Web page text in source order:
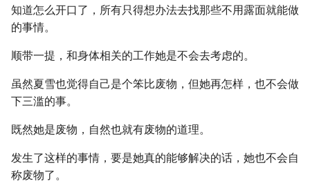
知道怎么开口了，所有只得想办法去找那些不用露面就能做
的事情。
顺带一提，和身体相关的工作她是不会去考虑的。
虽然夏雪也觉得自己是个笨比废物，但她再怎样，也不会做
下三滥的事。
既然她是废物，自然也就有废物的道理。
发生了这样的事情，要是她真的能够解决的话，她也不会自
称废物了。